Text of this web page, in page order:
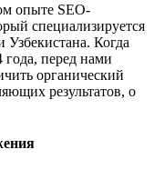
опыте SEO-
специализируется
Узбекистана. Когда
года, перед нами
органический
результатов, о